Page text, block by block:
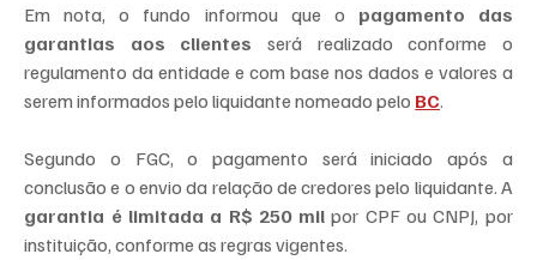
Em nota, o fundo informou que o pagamento das
garantias aos clientes será realizado conforme o
regulamento da entidade e com base nos dados e valores a
serem informados pelo liquidante nomeado pelo BC.
Segundo o FGC, o pagamento será iniciado após a
garantia é limitada a R$ 250 mil por CPF ou CNPJ, por
instituição, conforme as regras vigentes.